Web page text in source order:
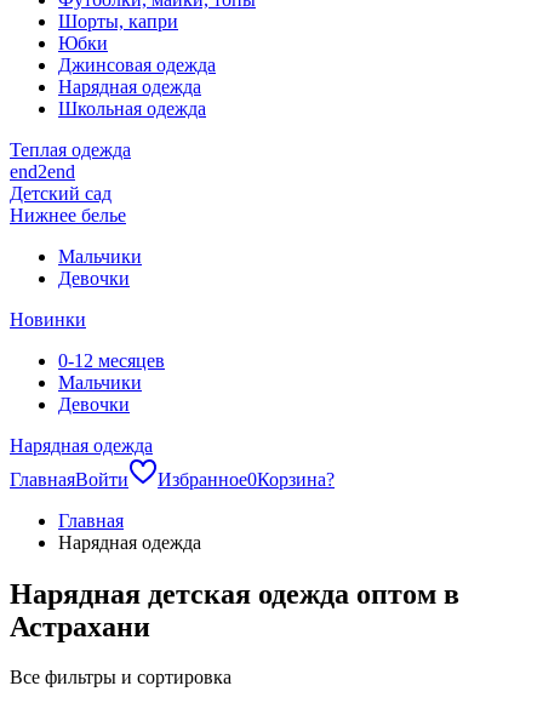
Шорты, капри
Юбки
Джинсовая одежда
Нарядная одежда
Школьная одежда
Теплая одежда
end2end
Детский сад
Нижнее белье
Мальчики
Девочки
Новинки
0-12 месяцев
Мальчики
Девочки
Нарядная одежда
ГлавнаяВойти Избранное0Корзина?
Главная
Нарядная одежда
Нарядная детская одежда оптом в
Астрахани
Все фильтры и сортировка